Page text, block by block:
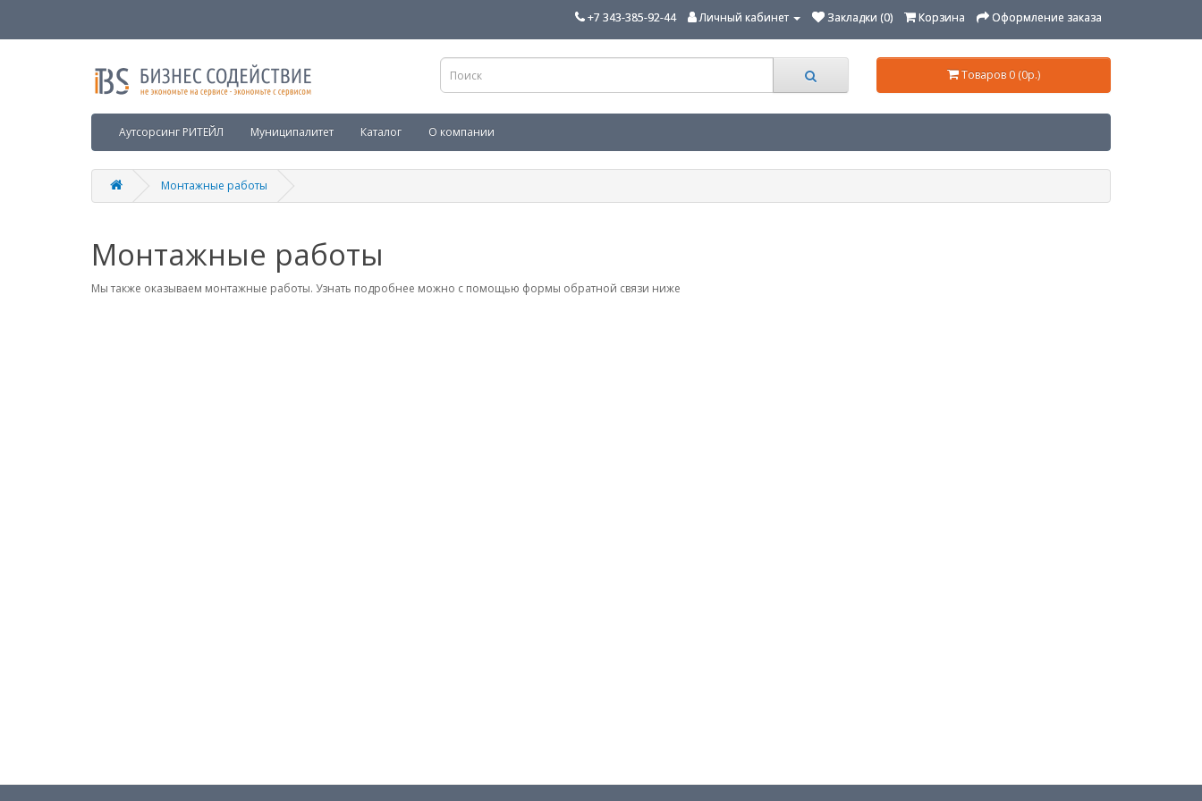
+7 343-385-92-44 Личный кабинет Закладки (0) Корзина Оформление заказа
Товаров 0 (0р.)
Аутсорсинг РИТЕЙЛ Муниципалитет Каталог О компании
Монтажные работы
Монтажные работы
Мы также оказываем монтажные работы. Узнать подробнее можно с помощью формы обратной связи ниже